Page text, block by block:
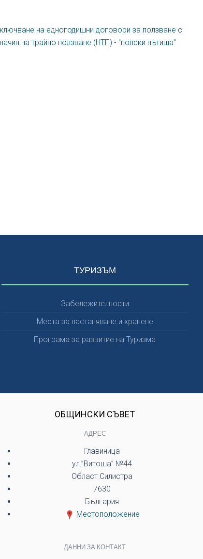
на едногодишни договори за ползване с
на трайно ползване (НТП) - "полски пътища"
ТУРИЗЪМ
Забележителности
Места за настаняване и хранене
Програма за развитие на Туризма
ОБЩИНСКИ СЪВЕТ
АДРЕС
Главиница
ул.”Витоша” №44
Област Силистра
7630
България
Местоположение
ДАННИ ЗА КОНТАКТ